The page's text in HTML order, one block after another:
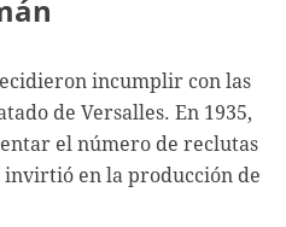
incumplir con las
de Versalles. En 1935,
el número de reclutas
invirtió en la producción de